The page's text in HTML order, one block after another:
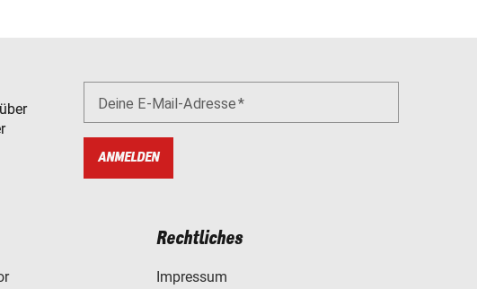
Deine E-Mail-Adresse
ANMELDEN
Rechtliches
Impressum